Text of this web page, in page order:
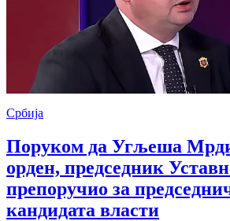
Србија
Поруком да Угљеша
орден, председник
препоручио за
кандидата власти